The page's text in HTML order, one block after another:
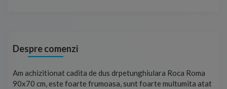
Despre comenzi
Am achizitionat cadita de dus drpetunghiulara Roca Roma
90x70 cm, este foarte frumoasa, sunt foarte multumita atat